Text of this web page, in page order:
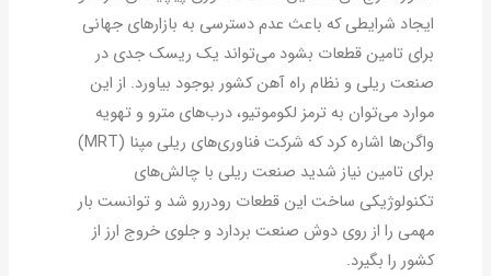
ایجاد شرایطی که باعث عدم دسترسی به بازارهای جهانی
برای تامین قطعات بشود می‌تواند یک ریسک جدی در
صنعت ریلی و نظام راه آهن کشور بوجود بیاورد. از این
موارد می‌توان به ترمز لکوموتیو، درب‌های مترو و تهویه
واگن‌ها اشاره کرد که شرکت فناوری‌های ریلی مپنا (MRT)
برای تامین نیاز شدید صنعت ریلی با چالش‌های
تکنولوژیکی ساخت این قطعات رودررو شد و توانست بار
مهمی را از روی دوش صنعت بردارد و جلوی خروج ارز از
کشور را بگیرد.